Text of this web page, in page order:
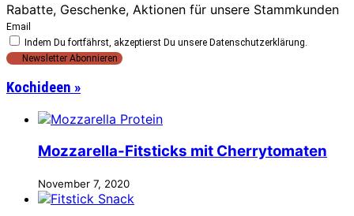
Rabatte, Geschenke, Aktionen für unsere Stammkunden
Email
Indem Du fortfährst, akzeptierst Du unsere Datenschutzerklärung.
Kochideen »
Mozzarella-Fitsticks mit Cherrytomaten
November 7, 2020